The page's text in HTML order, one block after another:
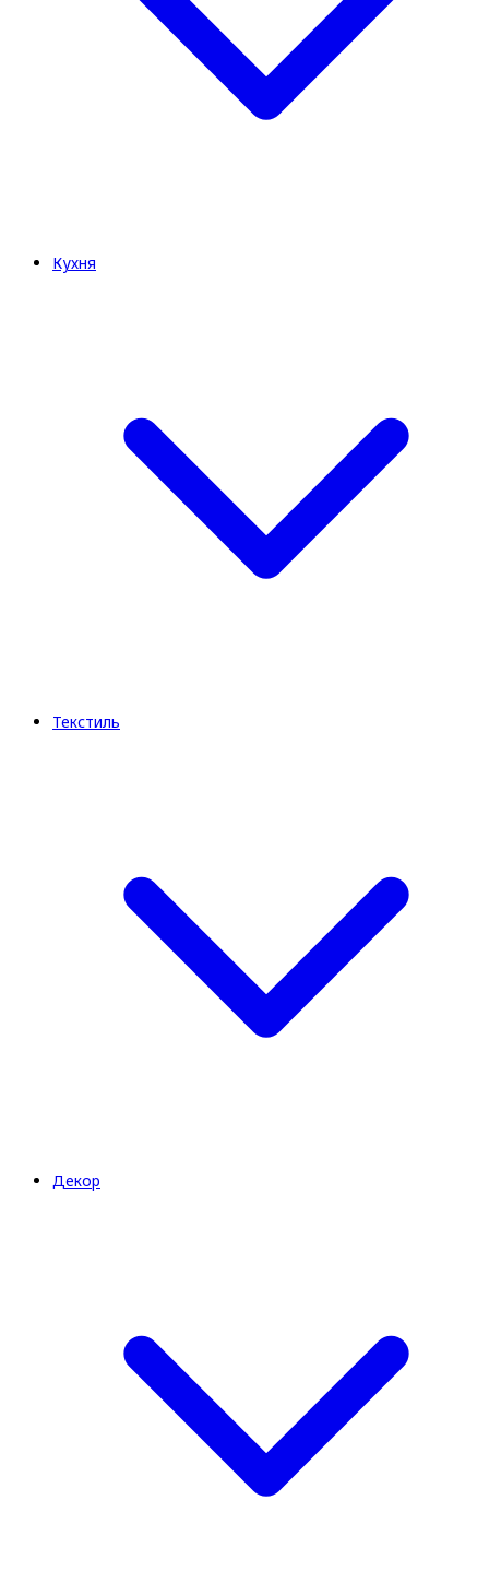
Кухня
Текстиль
Декор